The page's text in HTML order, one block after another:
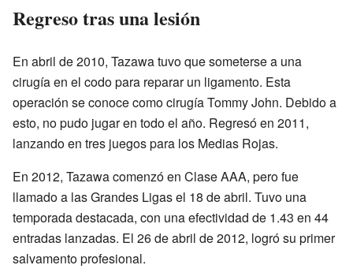
Regreso tras una lesión
En abril de 2010, Tazawa tuvo que someterse a una
cirugía en el codo para reparar un ligamento. Esta
operación se conoce como cirugía Tommy John. Debido a
esto, no pudo jugar en todo el año. Regresó en 2011,
lanzando en tres juegos para los Medias Rojas.
En 2012, Tazawa comenzó en Clase AAA, pero fue
llamado a las Grandes Ligas el 18 de abril. Tuvo una
temporada destacada, con una efectividad de 1.43 en 44
entradas lanzadas. El 26 de abril de 2012, logró su primer
salvamento profesional.